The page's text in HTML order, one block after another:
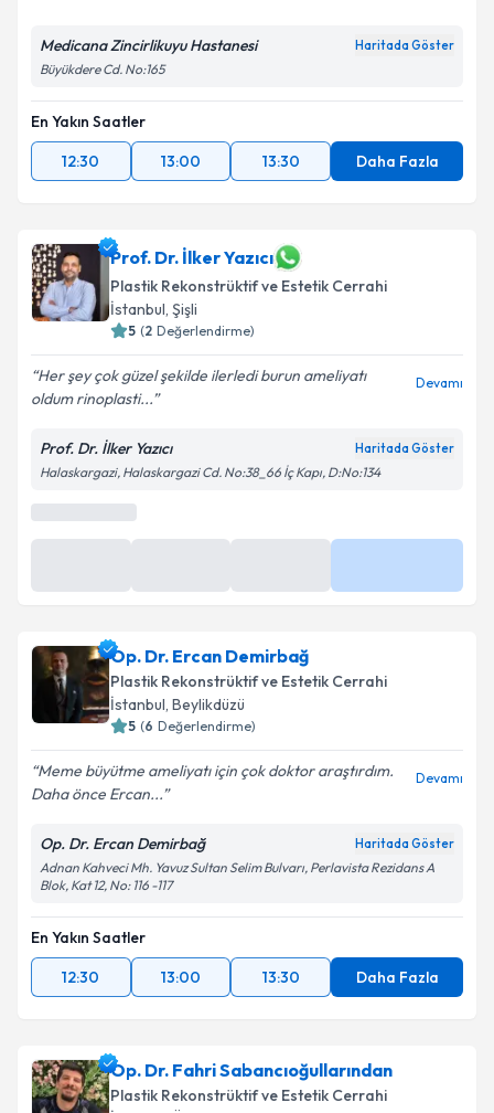
Medicana Zincirlikuyu Hastanesi Haritada Göster
Büyükdere Cd. No:165
En Yakın Saatler
12:30
13:00 13:30 Daha Fazla
Prof. Dr. İlker Yazıcı
Plastik Rekonstrüktif ve Estetik Cerrahi
İstanbul, Şişli
5 (2 Değerlendirme)
Her şey çok güzel şekilde ilerledi burun ameliyatı
oldum rinoplasti...
Devamı
Prof. Dr. İlker Yazıcı Haritada Göster
Halaskargazi, Halaskargazi Cd. No:38_66 İç Kapı, D:No:134
Op. Dr. Ercan Demirbağ
Plastik Rekonstrüktif ve Estetik Cerrahi
İstanbul, Beylikdüzü
5 (6 Değerlendirme)
Meme büyütme ameliyatı için çok doktor araştırdım.
Daha önce Ercan...
Devamı
Op. Dr. Ercan Demirbağ Haritada Göster
Adnan Kahveci Mh. Yavuz Sultan Selim Bulvarı, Perlavista Rezidans A
Blok, Kat 12, No: 116 -117
En Yakın Saatler
12:30
13:00 13:30 Daha Fazla
Op. Dr. Fahri Sabancıoğullarından
Plastik Rekonstrüktif ve Estetik Cerrahi